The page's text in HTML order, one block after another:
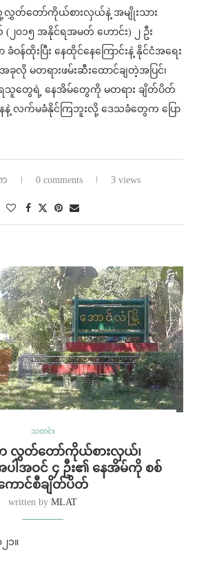
တ်တော်ကိုယ်စားလှယ်နဲ့ အမျိုးသား
၁၅ အနိုင်ရအမတ် ဟောင်း) ၂ ဦး
န်ထိုးပြီး နေထိုင်နေကြောင်းနဲ့ နိုင်ငံအရေး
မတရားဖမ်းဆီးထောင်ချတဲ့အပြင်၊
ရသူတွေရဲ့ နေအိမ်တွေကို မတရား ချိတ်ပိတ်
လက်မခံနိုင်ကြဘူးလို့ ဒေသခံတွေက ပြော
0 comments 3 views
သတင်း
လွှတ်တော်ကိုယ်စားလှယ်၊
ပါအဝင် ၄ ဦး၏ နေအိမ်ကို စစ်
ောင်စီချိတ်ပိတ်
written by MLAT
၁။